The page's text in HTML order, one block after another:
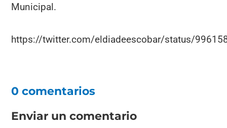
Municipal.
https://twitter.com/eldiadeescobar/status/
0 comentarios
Enviar un comentario